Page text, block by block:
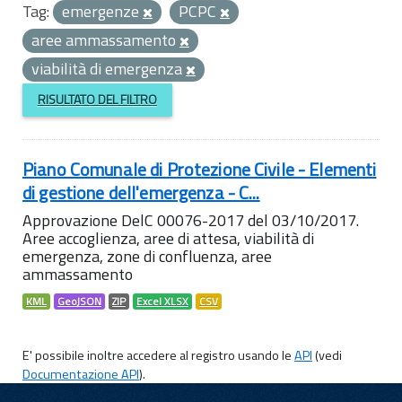
Tag: emergenze
PCPC
aree ammassamento
viabilità di emergenza
RISULTATO DEL FILTRO
Piano Comunale di Protezione Civile - Elementi
di gestione dell'emergenza - C...
Approvazione DelC 00076-2017 del 03/10/2017.
Aree accoglienza, aree di attesa, viabilità di
emergenza, zone di confluenza, aree
ammassamento
KML GeoJSON ZIP Excel XLSX CSV
E' possibile inoltre accedere al registro usando leAPI(vedi
Documentazione API).